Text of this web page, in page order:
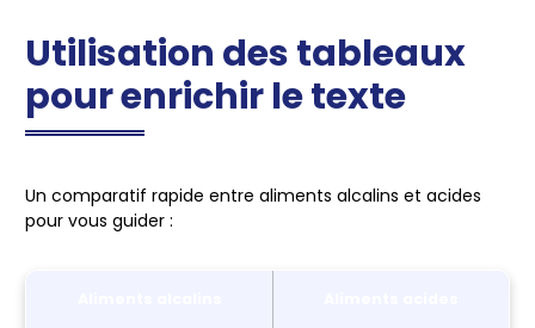
Utilisation des tableaux
pour enrichir le texte
Un comparatif rapide entre aliments alcalins et acides
pour vous guider :